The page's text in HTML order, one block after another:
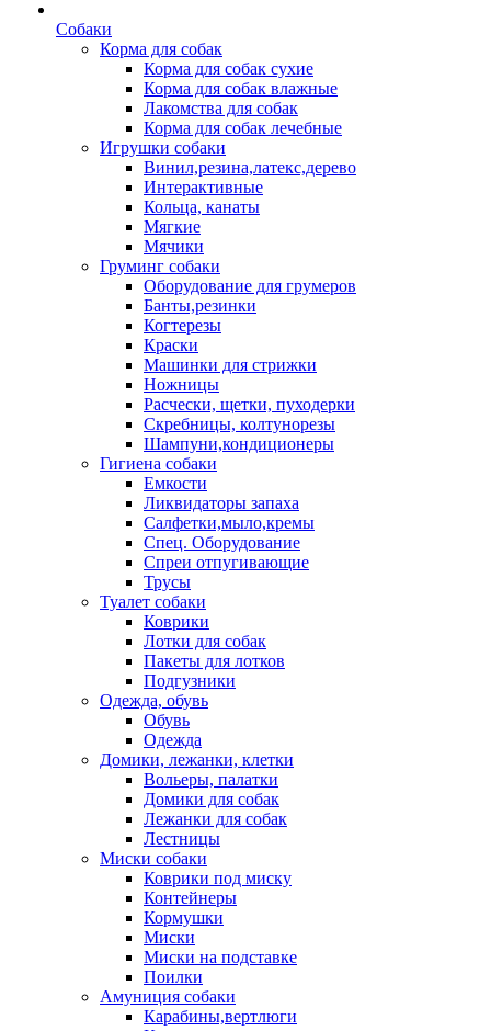
Собаки
Корма для собак
Корма для собак сухие
Корма для собак влажные
Лакомства для собак
Корма для собак лечебные
Игрушки собаки
Винил,резина,латекс,дерево
Интерактивные
Кольца, канаты
Мягкие
Мячики
Груминг собаки
Оборудование для грумеров
Банты,резинки
Когтерезы
Краски
Машинки для стрижки
Ножницы
Расчески, щетки, пуходерки
Скребницы, колтунорезы
Шампуни,кондиционеры
Гигиена собаки
Емкости
Ликвидаторы запаха
Салфетки,мыло,кремы
Спец. Оборудование
Спреи отпугивающие
Трусы
Туалет собаки
Коврики
Лотки для собак
Пакеты для лотков
Подгузники
Одежда, обувь
Обувь
Одежда
Домики, лежанки, клетки
Вольеры, палатки
Домики для собак
Лежанки для собак
Лестницы
Миски собаки
Коврики под миску
Контейнеры
Кормушки
Миски
Миски на подставке
Поилки
Амуниция собаки
Карабины,вертлюги